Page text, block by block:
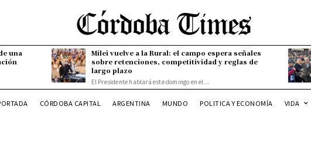
una
Milei vuelve a la Rural: el campo espera señales
sobre retenciones, competitividad y reglas de
largo plazo
El Presidente hablará este domingo en el...
CÓRDOBA CAPITAL ARGENTINA MUNDO POLITICA Y ECONOMÍA VIDA